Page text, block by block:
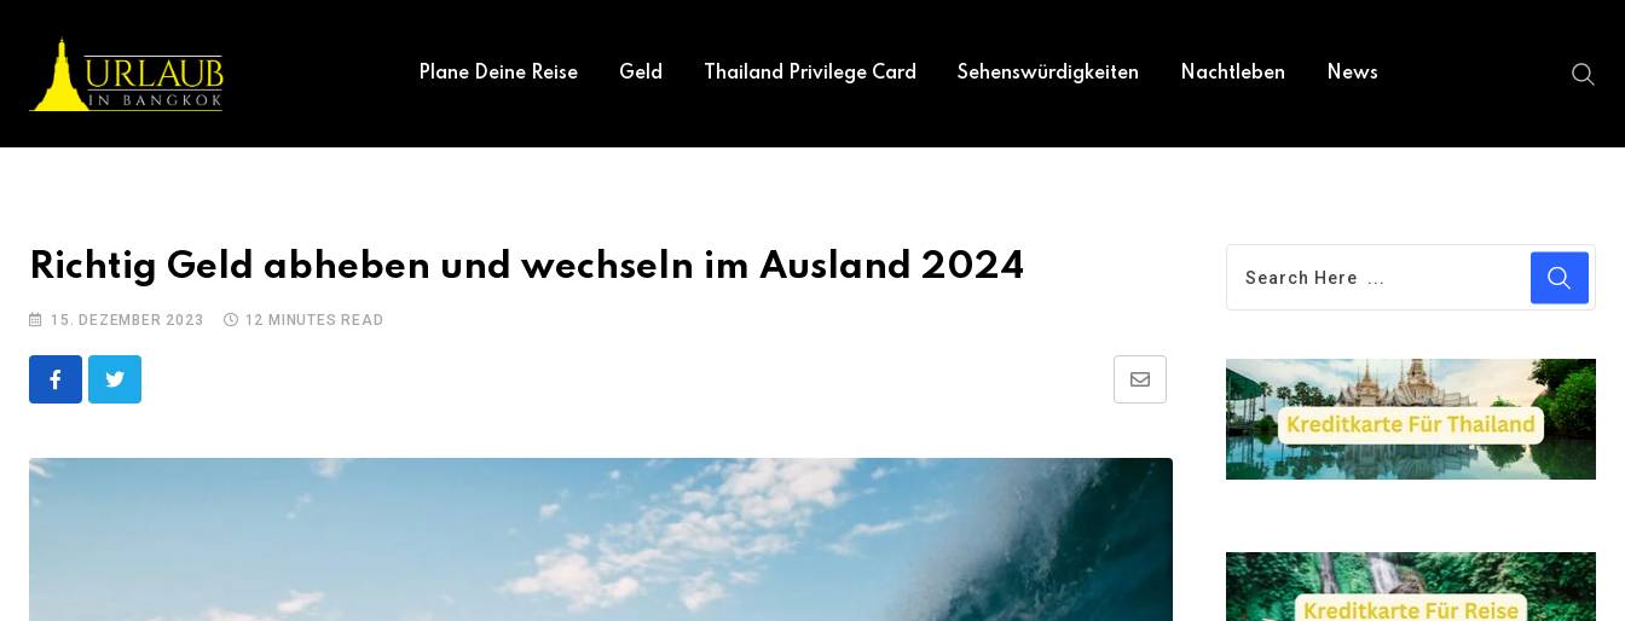
content
Plane Deine Reise Geld Thailand Privilege Card Sehenswürdigkeiten Nachtleben News
Richtig Geld abheben und wechseln im Ausland 2024
15. DEZEMBER 2023 12 MINUTES READ
Share
Email